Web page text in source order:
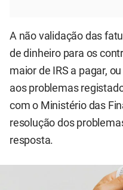
A não validação das
de dinheiro para os
maior de IRS a pagar,
aos problemas
com o Ministério das
resolução dos
resposta.